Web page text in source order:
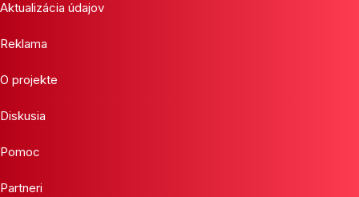
Aktualizácia údajov
Reklama
O projekte
Diskusia
Pomoc
Partneri